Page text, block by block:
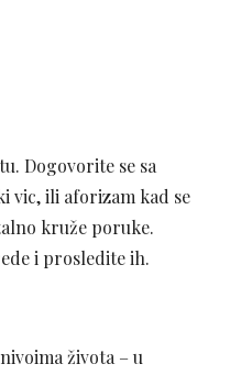
Dogovorite se sa
vic, ili aforizam kad se
kruže poruke.
i prosledite ih.
života – u